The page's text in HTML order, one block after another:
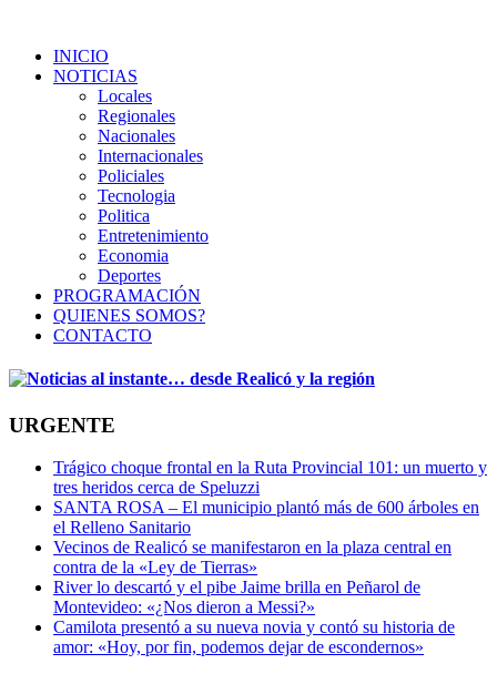
INICIO
NOTICIAS
Locales
Regionales
Nacionales
Internacionales
Policiales
Tecnologia
Politica
Entretenimiento
Economia
Deportes
PROGRAMACIÓN
QUIENES SOMOS?
CONTACTO
URGENTE
Trágico choque frontal en la Ruta Provincial 101: un muerto y
tres heridos cerca de Speluzzi
SANTA ROSA – El municipio plantó más de 600 árboles en
el Relleno Sanitario
Vecinos de Realicó se manifestaron en la plaza central en
contra de la «Ley de Tierras»
River lo descartó y el pibe Jaime brilla en Peñarol de
Montevideo: «¿Nos dieron a Messi?»
Camilota presentó a su nueva novia y contó su historia de
amor: «Hoy, por fin, podemos dejar de escondernos»